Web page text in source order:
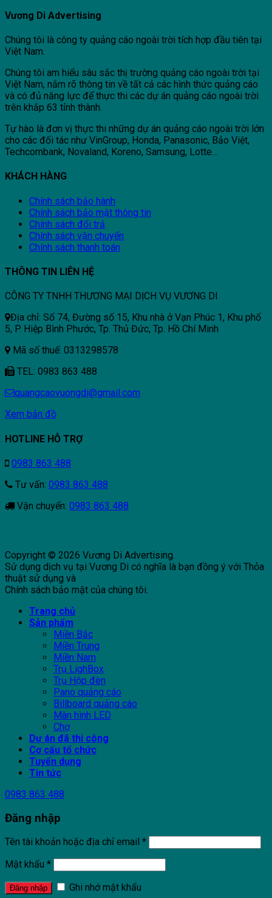
Vương Di Advertising
Chúng tôi là công ty quảng cáo ngoài trời tích hợp đầu tiên tại
Việt Nam.
Chúng tôi am hiểu sâu sắc thị trường quảng cáo ngoài trời tại
Việt Nam, nắm rõ thông tin về tất cả các hình thức quảng cáo
và có đủ năng lực để thực thi các dự án quảng cáo ngoài trời
trên khắp 63 tỉnh thành.
Tự hào là đơn vị thực thi những dự án quảng cáo ngoài trời lớn
cho các đối tác như VinGroup, Honda, Panasonic, Bảo Việt,
Techcombank, Novaland, Koreno, Samsung, Lotte…
KHÁCH HÀNG
Chính sách bảo hành
Chính sách bảo mật thông tin
Chính sách đổi trả
Chính sách vận chuyển
Chính sách thanh toán
THÔNG TIN LIÊN HỆ
CÔNG TY TNHH THƯƠNG MẠI DỊCH VỤ VƯƠNG DI
Địa chỉ: Số 74, Đường số 15, Khu nhà ở Vạn Phúc 1, Khu phố
5, P. Hiệp Bình Phước, Tp. Thủ Đức, Tp. Hồ Chí Minh
Mã số thuế: 0313298578
TEL: 0983 863 488
quangcaovuongdi@gmail.com
Xem bản đồ
HOTLINE HỖ TRỢ
0983 863 488
Tư vấn: 0983 863 488
Vận chuyển: 0983 863 488
Copyright © 2026 Vương Di Advertising.
Sử dụng dịch vụ tại Vương Di có nghĩa là bạn đồng ý với Thỏa
thuật sử dụng và
Chính sách bảo mật của chúng tôi.
Trang chủ
Sản phẩm
Miền Bắc
Miền Trung
Miền Nam
Trụ LighBox
Trụ Hộp đèn
Pano quảng cáo
Billboard quảng cáo
Màn hình LED
Chợ
Dự án đã thi công
Cơ cấu tổ chức
Tuyển dụng
Tin tức
0983 863 488
Đăng nhập
Tên tài khoản hoặc địa chỉ email *
Mật khẩu *
Đăng nhập Ghi nhớ mật khẩu